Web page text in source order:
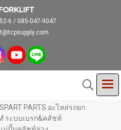
6 / 085-047-9047
SPART PARTS อะไหล่รถยก
ระบบเบรก&คลัชท์